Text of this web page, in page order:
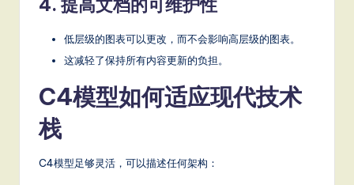
4. 提高文档的可维护性
低层级的图表可以更改，而不会影响高层级的图表。
这减轻了保持所有内容更新的负担。
C4模型如何适应现代技术
栈
C4模型足够灵活，可以描述任何架构：